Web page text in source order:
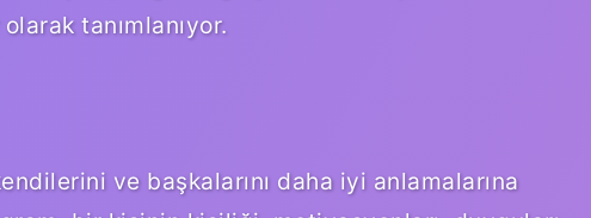
tanımlanıyor.
ve başkalarını daha iyi anlamalarına